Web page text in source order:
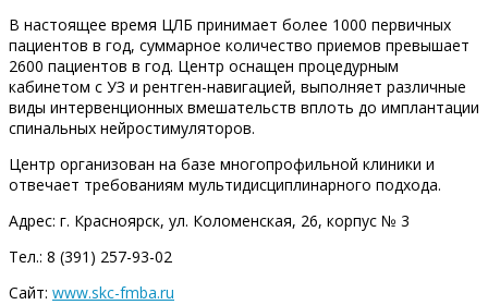
В настоящее время ЦЛБ принимает более 1000 первичных
пациентов в год, суммарное количество приемов превышает
2600 пациентов в год. Центр оснащен процедурным
кабинетом с УЗ и рентген-навигацией, выполняет различные
виды интервенционных вмешательств вплоть до имплантации
спинальных нейростимуляторов.
Центр организован на базе многопрофильной клиники и
отвечает требованиям мультидисциплинарного подхода.
Адрес: г. Красноярск, ул. Коломенская, 26, корпус № 3
Тел.: 8 (391) 257-93-02
Сайт: www.skc-fmba.ru